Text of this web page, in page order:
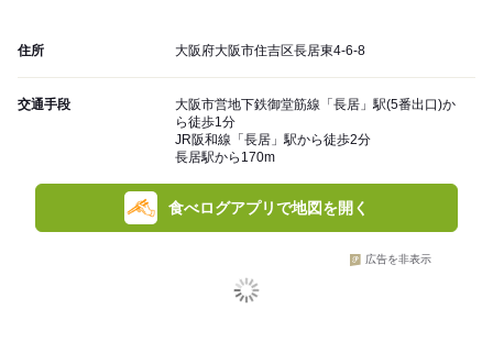
住所 大阪府大阪市住吉区長居東4-6-8
交通手段
大阪市営地下鉄御堂筋線「長居」駅(5番出口)か
ら徒歩1分
JR阪和線「長居」駅から徒歩2分
長居駅から170m
食べログアプリで地図を開く
広告を非表示